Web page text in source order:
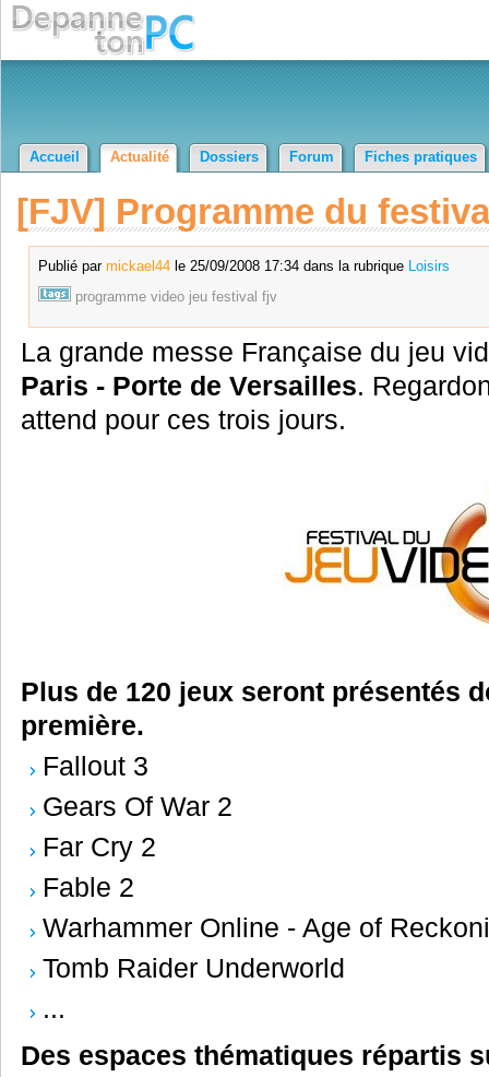
Accueil Actualité Dossiers Forum Fiches pratiques
[FJV] Programme du
Publié par mickael44le 25/09/2008 17:34 dans la rubrique Loisirs
programme video jeu festival fjv
La grande messe Française du jeu
Paris - Porte de Versailles.
attend pour ces trois jours.
Plus de 120 jeux seront présentés
première.
Fallout 3
Gears Of War 2
Far Cry 2
Fable 2
Warhammer Online - Age of
Tomb Raider Underworld
...
Des espaces thématiques répartis